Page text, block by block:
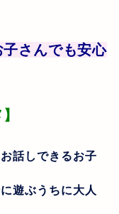
子さんでも安心
話しできるお子
遊ぶうちに大人